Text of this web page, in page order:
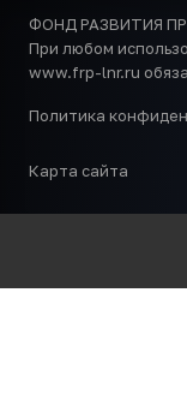
ФОНД РАЗВИТИЯ
При любом
www.frp-lnr.ru
Политика
Карта сайта